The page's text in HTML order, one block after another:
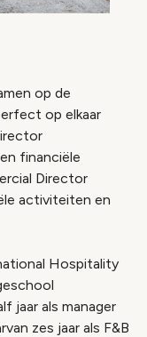
op de
op elkaar
financiële
Director
activiteiten en
Hospitality
jaar als manager
zes jaar als F&B